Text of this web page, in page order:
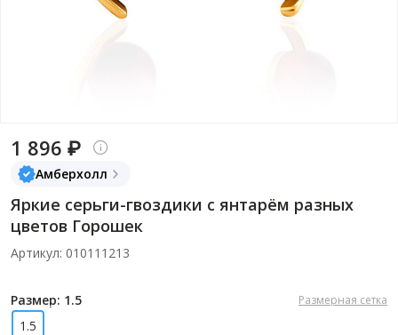
1 896 ₽
Амберхолл
Яркие серьги-гвоздики с янтарём разных
цветов Горошек
Артикул: 010111213
Размер: 1.5 Размерная сетка
1.5